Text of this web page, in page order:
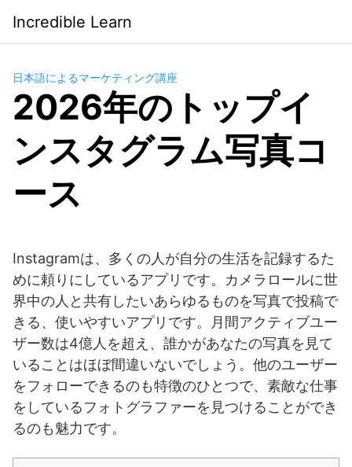
contenido
Incredible Learn
日本語によるマーケティング講座
2026年のトップイ
ンスタグラム写真コ
ース
Instagramは、多くの人が自分の生活を記録するた
めに頼りにしているアプリです。カメラロールに世
界中の人と共有したいあらゆるものを写真で投稿で
きる、使いやすいアプリです。月間アクティブユー
ザー数は4億人を超え、誰かがあなたの写真を見て
いることはほぼ間違いないでしょう。他のユーザー
をフォローできるのも特徴のひとつで、素敵な仕事
をしているフォトグラファーを見つけることができ
るのも魅力です。